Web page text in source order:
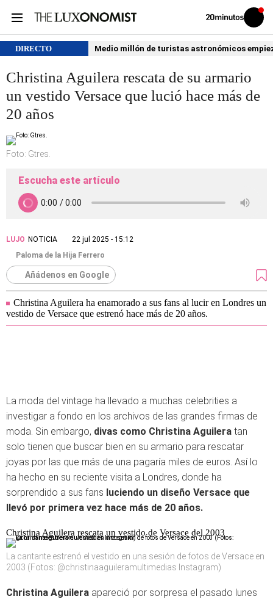
Volver
Iniciar
sesión
DIRECTO Medio millón de turistas astronómicos
Christina Aguilera rescata de su armario
un vestido Versace que lució hace más de
20 años
Foto: Gtres.
Escucha este artículo
LUJO NOTICIA
22 jul 2025 - 15:12
Paloma de la Hija Ferrero
Añádenos en Google
Christina Aguilera ha enamorado a sus fans al lucir en Londres un
vestido de Versace que estrenó hace más de 20 años.
La moda del vintage ha llevado a muchas celebrities a
investigar a fondo en los archivos de las grandes firmas de
moda. Sin embargo, divas como Christina Aguilera tan
solo tienen que buscar bien en su armario para rescatar
joyas por las que más de una pagaría miles de euros. Así lo
ha hecho en su reciente visita a Londres, donde ha
sorprendido a sus fans luciendo un diseño Versace que
llevó por primera vez hace más de 20 años.
Christina Aguilera rescata un vestido de Versace del 2003
La cantante estrenó el vestido en una sesión de fotos de Versace en
2003 (Fotos: @christinaaguileramultimedias Instagram)
Christina Aguilera apareció por sorpresa el pasado lunes